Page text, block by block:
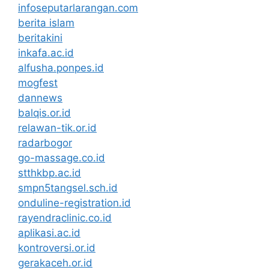
infoseputarlarangan.com
berita islam
beritakini
inkafa.ac.id
alfusha.ponpes.id
mogfest
dannews
balqis.or.id
relawan-tik.or.id
radarbogor
go-massage.co.id
stthkbp.ac.id
smpn5tangsel.sch.id
onduline-registration.id
rayendraclinic.co.id
aplikasi.ac.id
kontroversi.or.id
gerakaceh.or.id